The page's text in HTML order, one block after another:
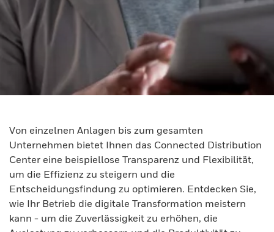
Von einzelnen Anlagen bis zum gesamten
Unternehmen bietet Ihnen das Connected Distribution
Center eine beispiellose Transparenz und Flexibilität,
um die Effizienz zu steigern und die
Entscheidungsfindung zu optimieren. Entdecken Sie,
wie Ihr Betrieb die digitale Transformation meistern
kann - um die Zuverlässigkeit zu erhöhen, die